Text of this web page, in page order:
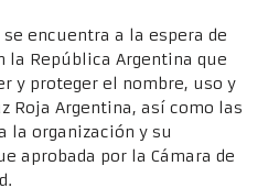
se encuentra a la espera de
República Argentina que
y proteger el nombre, uso y
Roja Argentina, así como las
la organización y su
aprobada por la Cámara de